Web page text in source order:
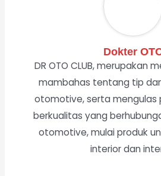
Dokter
DR OTO CLUB, merupakan
mambahas tentang tip
otomotive, serta mengulas
berkualitas yang
otomotive, mulai produk
interior dan